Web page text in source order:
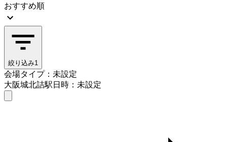
おすすめ順
絞り込み1
会場タイプ：未設定
大阪城北詰駅日時：未設定